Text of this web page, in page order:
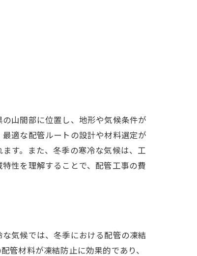
山間部に位置し、地形や気候条件が
適な配管ルートの設計や材料選定が
す。また、冬季の寒冷な気候は、工
性を理解することで、配管工事の費
気候では、冬季における配管の凍結
管材料が凍結防止に効果的であり、